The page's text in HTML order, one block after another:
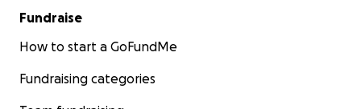
Fundraise
How to start a GoFundMe
Fundraising categories